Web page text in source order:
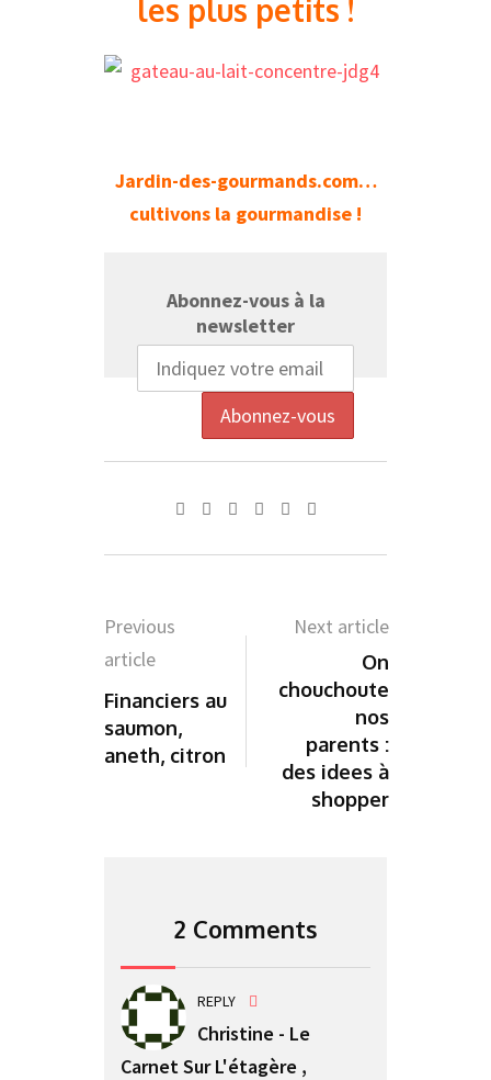
les plus petits !
Jardin-des-gourmands.com…
cultivons la gourmandise !
Abonnez-vous à la
newsletter
Whatsapp
Pinterest
SharePrint
Previous
article
Financiers au
saumon,
aneth, citron
Next article
On
chouchoute
nos
parents :
des idees à
shopper
2 Comments
REPLY
Christine - Le
Carnet Sur L'étagère ,